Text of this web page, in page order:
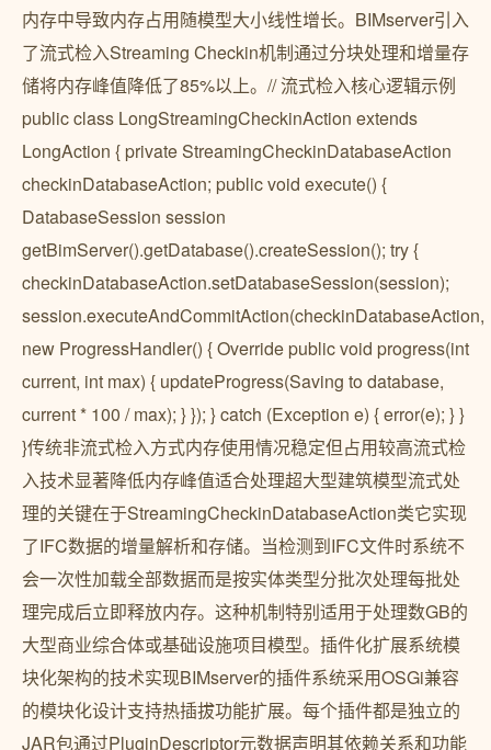
内存中导致内存占用随模型大小线性增长。BIMserver引入
了流式检入Streaming Checkin机制通过分块处理和增量存
储将内存峰值降低了85%以上。// 流式检入核心逻辑示例
public class LongStreamingCheckinAction extends
LongAction { private StreamingCheckinDatabaseAction
checkinDatabaseAction; public void execute() {
DatabaseSession session
getBimServer().getDatabase().createSession(); try {
checkinDatabaseAction.setDatabaseSession(session);
session.executeAndCommitAction(checkinDatabaseAction,
new ProgressHandler() { Override public void progress(int
current, int max) { updateProgress(Saving to database,
current * 100 / max); } }); } catch (Exception e) { error(e); } }
}传统非流式检入方式内存使用情况稳定但占用较高流式检
入技术显著降低内存峰值适合处理超大型建筑模型流式处
理的关键在于StreamingCheckinDatabaseAction类它实现
了IFC数据的增量解析和存储。当检测到IFC文件时系统不
会一次性加载全部数据而是按实体类型分批次处理每批处
理完成后立即释放内存。这种机制特别适用于处理数GB的
大型商业综合体或基础设施项目模型。插件化扩展系统模
块化架构的技术实现BIMserver的插件系统采用OSGi兼容
的模块化设计支持热插拔功能扩展。每个插件都是独立的
JAR包通过PluginDescriptor元数据声明其依赖关系和功能